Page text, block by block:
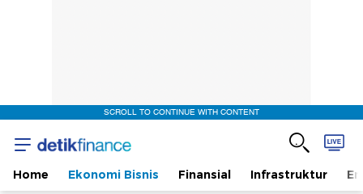
SCROLL TO CONTINUE WITH CONTENT
Home Ekonomi Bisnis Finansial Infrastruktur